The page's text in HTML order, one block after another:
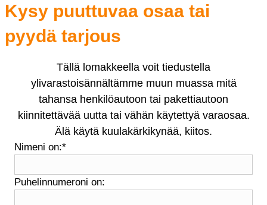
Kysy puuttuvaa osaa tai
pyydä tarjous
Tällä lomakkeella voit tiedustella
ylivarastoisännältämme muun muassa mitä
tahansa henkilöautoon tai pakettiautoon
kiinnitettävää uutta tai vähän käytettyä varaosaa.
Älä käytä kuulakärkikynää, kiitos.
Nimeni on:*
Puhelinnumeroni on: